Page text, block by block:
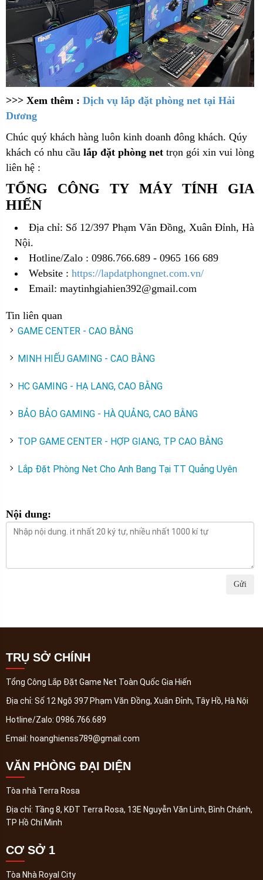
>>> Xem thêm : Dịch vụ lắp đặt phòng net tại Hải
Dương
Chúc quý khách hàng luôn kinh doanh đông khách. Qúy
khách có nhu cầu lắp đặt phòng net trọn gói xin vui lòng
liên hệ :
TỔNG CÔNG TY MÁY TÍNH GIA
HIẾN
Địa chỉ: Số 12/397 Phạm Văn Đồng, Xuân Đỉnh, Hà
Nội.
Hotline/Zalo : 0986.766.689 - 0965 166 689
Website : https://lapdatphongnet.com.vn/
Email: maytinhgiahien392@gmail.com
Tin liên quan
GAME CENTER - CAO BẰNG
MINH HIẾU GAMING - CAO BẰNG
HC GAMING - HẠ LANG, CAO BẰNG
BẢO BẢO GAMING - HÀ QUẢNG, CAO BẰNG
TOP GAME CENTER - HỢP GIANG, TP CAO BẰNG
Lắp Đặt Phòng Net Cho Anh Bang Tại TT Quảng Uyên
Nội dung:
Gửi
TRỤ SỞ CHÍNH
Tổng Công Lắp Đặt Game Net Toàn Quốc Gia Hiến
Địa chỉ: Số 12 Ngõ 397 Phạm Văn Đồng, Xuân Đỉnh, Tây Hồ, Hà Nội
Hotline/Zalo: 0986.766.689
Email: hoanghienss789@gmail.com
VĂN PHÒNG ĐẠI DIỆN
Tòa nhà Terra Rosa
Địa chỉ: Tầng 8, KĐT Terra Rosa, 13E Nguyễn Văn Linh, Bình Chánh,
TP Hồ Chí Minh
CƠ SỞ 1
Tòa Nhà Royal City